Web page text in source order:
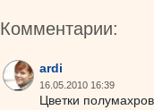
Комментарии:
ardi
16.05.2010 16:39
Цветки